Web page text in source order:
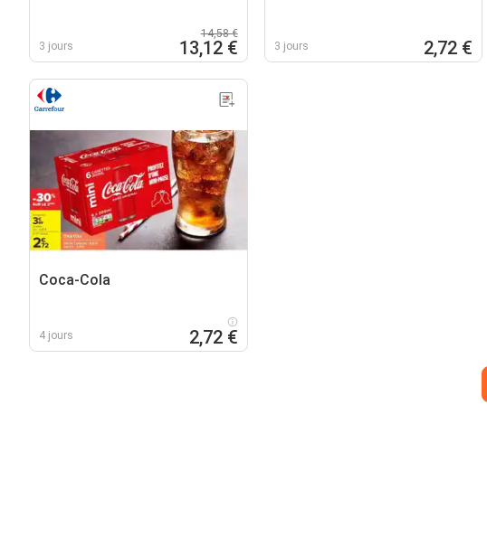
3 jours
14,58 €
13,12 € 3 jours 2,72 €
Coca-Cola
4 jours 2,72 €